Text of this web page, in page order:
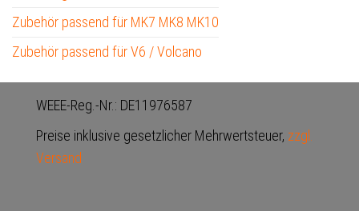
Zubehör passend für MK7 MK8 MK10
Zubehör passend für V6 / Volcano
WEEE-Reg.-Nr.: DE11976587
Preise inklusive gesetzlicher Mehrwertsteuer, zzgl.
Versand